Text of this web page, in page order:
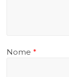
Nome*